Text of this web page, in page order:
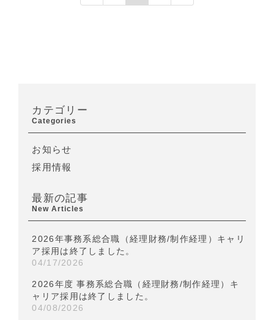
カテゴリー
Categories
お知らせ
採用情報
最新の記事
New Articles
2026年事務系総合職（経理財務/制作経理）キャリ
ア採用は終了しました。
04/17/2026
2026年度 事務系総合職（経理財務/制作経理）キ
ャリア採用は終了しました。
04/08/2026